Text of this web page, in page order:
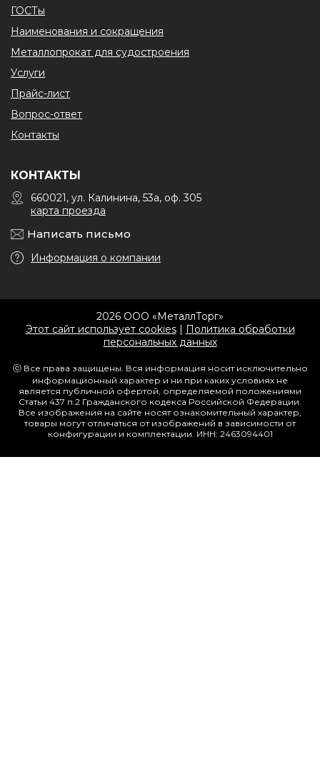
ГОСТы
Наименования и сокращения
Металлопрокат для судостроения
Услуги
Прайс-лист
Вопрос-ответ
Контакты
КОНТАКТЫ
660021, ул. Калинина, 53а, оф. 305
карта проезда
Написать письмо
Информация о компании
2026 ООО «МеталлТорг»
Этот сайт использует cookies| Политика обработки
персональных данных
ⓒ Все права защищены. Вся информация носит исключительно
информационный характер и ни при каких условиях не
является публичной офертой, определяемой положениями
Статьи 437 п.2 Гражданского кодекса Российской Федерации.
Все изображения на сайте носят ознакомительный характер,
товары могут отличаться от изображений в зависимости от
конфигурации и комплектации. ИНН: 2463094401